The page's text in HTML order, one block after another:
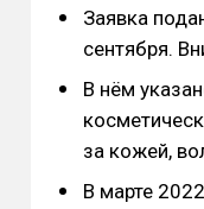
Заявка
сентября.
В нём
за кожей,
В марте